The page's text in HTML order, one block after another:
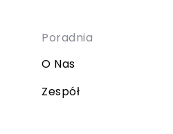
Poradnia
O Nas
Zespół